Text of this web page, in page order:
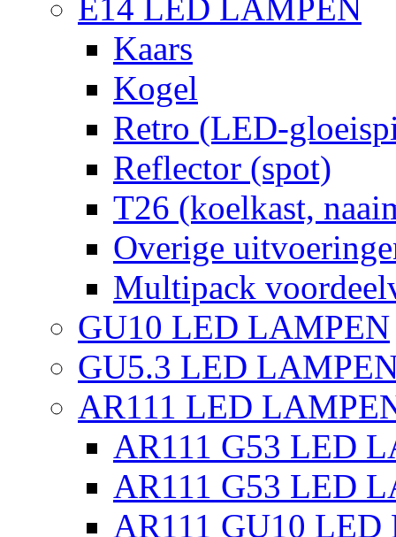
E14 LED LAMPEN
Kaars
Kogel
Retro (LED-
Reflector (spot)
T26 (koelkast,
Overige
Multipack
GU10 LED LAMPEN
GU5.3 LED
AR111 LED
AR111 G53 LED
AR111 G53 LED
AR111 GU10